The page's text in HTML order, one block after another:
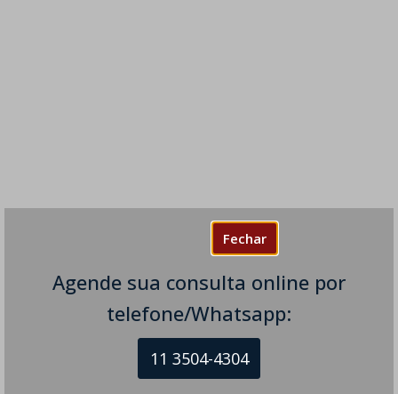
Fechar
Agende sua consulta online por
telefone/Whatsapp:
11 3504-4304